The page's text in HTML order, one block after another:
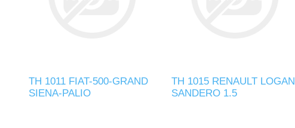
TH 1011 FIAT-500-GRAND
SIENA-PALIO
TH 1015 RENAULT LOGAN
SANDERO 1.5